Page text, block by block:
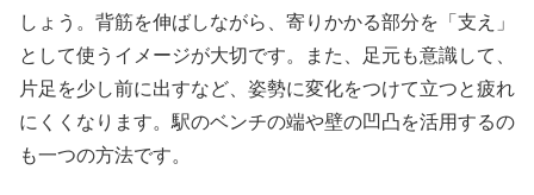
しょう。背筋を伸ばしながら、寄りかかる部分を「支え」
として使うイメージが大切です。また、足元も意識して、
片足を少し前に出すなど、姿勢に変化をつけて立つと疲れ
にくくなります。駅のベンチの端や壁の凹凸を活用するの
も一つの方法です。